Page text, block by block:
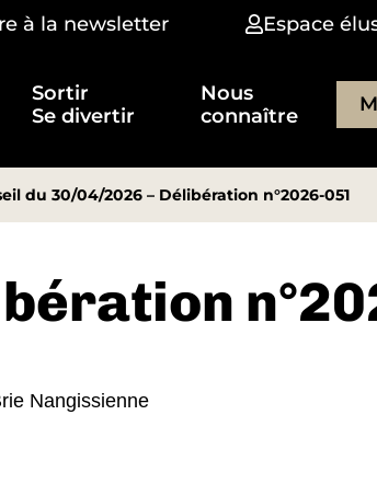
à la newsletter Espace
Sortir
Se divertir
Nous
connaître
du 30/04/2026 – Délibération n°2026-051
Nangissienne